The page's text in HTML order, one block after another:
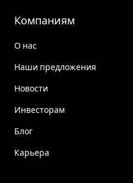
Компаниям
О нас
Наши предложения
Новости
Инвесторам
Блог
Карьера